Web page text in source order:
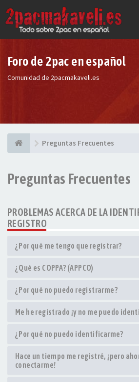
Foro de 2pac en español
Comunidad de 2pacmakaveli.es
Preguntas Frecuentes
Preguntas Frecuentes
PROBLEMAS ACERCA DE LA
REGISTRO
¿Por qué me tengo que registrar?
¿Qué es COPPA? (APPCO)
¿Por qué no puedo registrarme?
Me he registrado ¡y no me puedo
¿Por qué no puedo identificarme?
Hace un tiempo me registré, ¡pero
conectarme!